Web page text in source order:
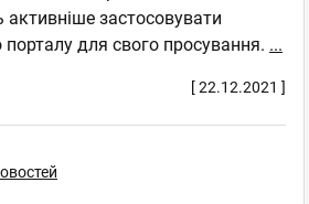
застосовувати
для свого просування. ...
[ 22.12.2021 ]